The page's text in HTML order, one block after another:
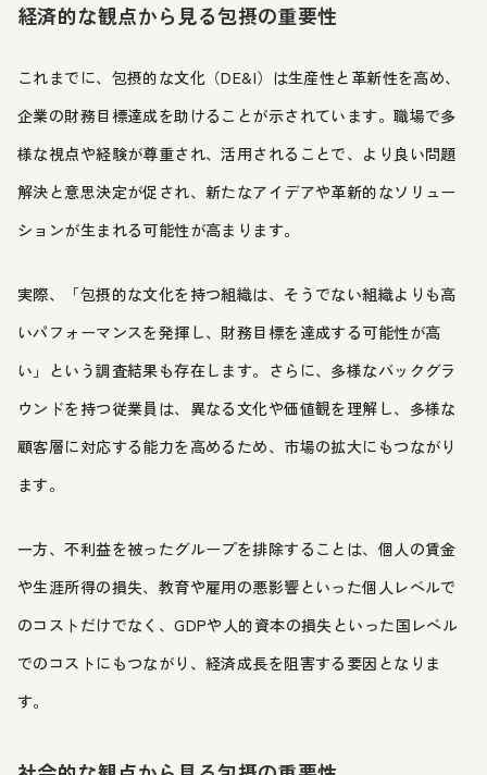
経済的な観点から見る包摂の重要性
これまでに、包摂的な文化（DE&I）は生産性と革新性を高め、
企業の財務目標達成を助けることが示されています。職場で多
様な視点や経験が尊重され、活用されることで、より良い問題
解決と意思決定が促され、新たなアイデアや革新的なソリュー
ションが生まれる可能性が高まります。
実際、「包摂的な文化を持つ組織は、そうでない組織よりも高
いパフォーマンスを発揮し、財務目標を達成する可能性が高
い」という調査結果も存在します。さらに、多様なバックグラ
ウンドを持つ従業員は、異なる文化や価値観を理解し、多様な
顧客層に対応する能力を高めるため、市場の拡大にもつながり
ます。
一方、不利益を被ったグループを排除することは、個人の賃金
や生涯所得の損失、教育や雇用の悪影響といった個人レベルで
のコストだけでなく、GDPや人的資本の損失といった国レベル
でのコストにもつながり、経済成長を阻害する要因となりま
す。